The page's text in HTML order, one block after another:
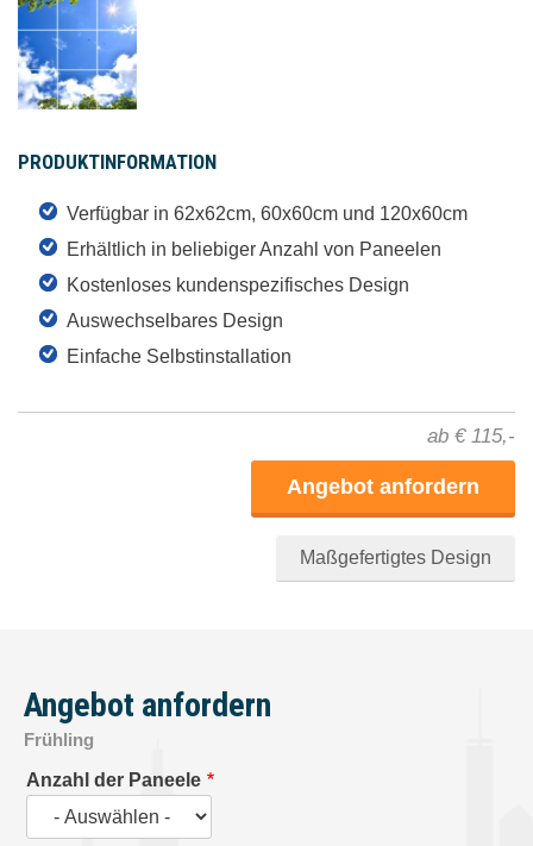
Angebot anfordern
Frühling
Anzahl der Paneele
Anzahl
der